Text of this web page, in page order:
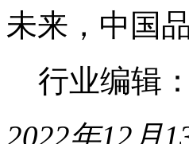
未来，中国
行业编辑：
2022年12月